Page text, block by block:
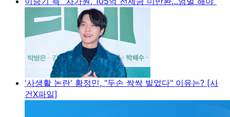
'사생활 논란' 황정민, "두손 싹싹 빌었다" 이유는? [사
건X파일]